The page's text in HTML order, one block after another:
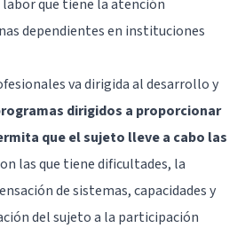
que tiene la atención
dependientes en instituciones
va dirigida al desarrollo y
dirigidos a proporcionar
que el sujeto lleve a cabo las
las que tiene dificultades, la
de sistemas, capacidades y
del sujeto a la participación